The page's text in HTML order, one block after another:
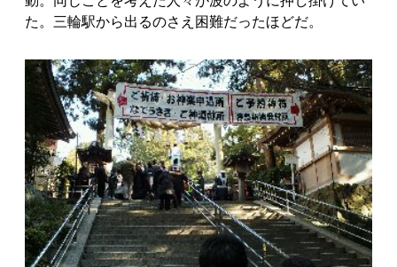
た。三輪駅から出るのさえ困難だったほどだ。